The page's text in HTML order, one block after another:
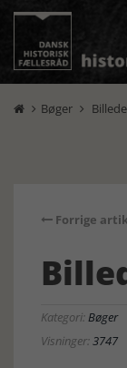
 Bøger 
Forrige
Kategori:Bøger
Visninger:3747